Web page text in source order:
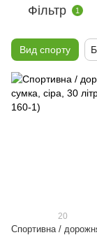
Фільтр 1
Вид спорту
20
Спортивна /